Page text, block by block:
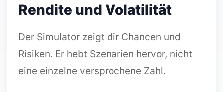
Rendite und Volatilität
Der Simulator zeigt dir Chancen und
Risiken. Er hebt Szenarien hervor, nicht
eine einzelne versprochene Zahl.